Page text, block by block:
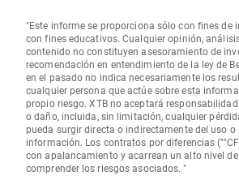
"Este informe se proporciona sólo con fines de
con fines educativos. Cualquier opinión,
contenido no constituyen asesoramiento de
recomendación en entendimiento de la ley de
en el pasado no indica necesariamente los
cualquier persona que actúe sobre esta
propio riesgo. XTB no aceptará
o daño, incluida, sin limitación, cualquier
pueda surgir directa o indirectamente del uso
información. Los contratos por diferencias
con apalancamiento y acarrean un alto nivel
comprender los riesgos asociados. "